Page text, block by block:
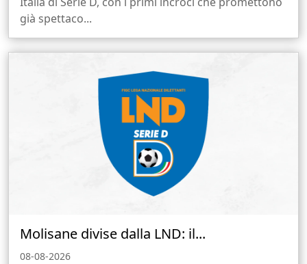
già spettaco...
Molisane divise dalla LND: il...
08-08-2026